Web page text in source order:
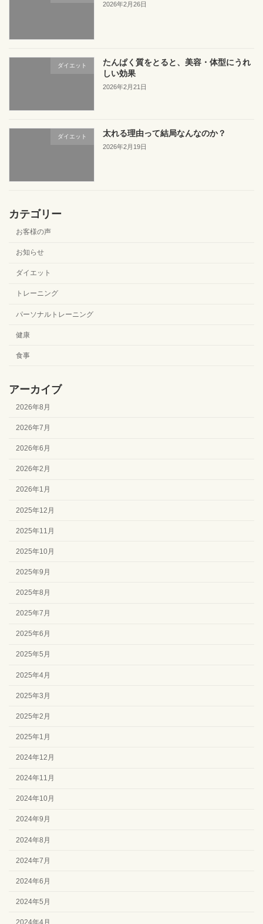
2026年2月26日
ダイエット
たんぱく質をとると、美容・体型にうれ
しい効果
2026年2月21日
ダイエット 太れる理由って結局なんなのか？
2026年2月19日
カテゴリー
お客様の声
お知らせ
ダイエット
トレーニング
パーソナルトレーニング
健康
食事
アーカイブ
2026年8月
2026年7月
2026年6月
2026年2月
2026年1月
2025年12月
2025年11月
2025年10月
2025年9月
2025年8月
2025年7月
2025年6月
2025年5月
2025年4月
2025年3月
2025年2月
2025年1月
2024年12月
2024年11月
2024年10月
2024年9月
2024年8月
2024年7月
2024年6月
2024年5月
2024年4月